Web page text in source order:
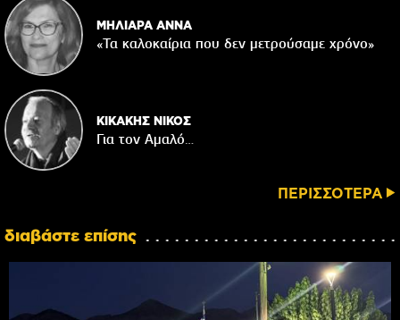
ΜΗΛΙΑΡΑ ΑΝΝΑ
«Τα καλοκαίρια που δεν μετρούσαμε χρόνο»
ΚΙΚΑΚΗΣ ΝΙΚΟΣ
Για τον Αμαλό…
ΠΕΡΙΣΣΟΤΕΡΑ
διαβάστε επίσης